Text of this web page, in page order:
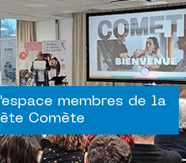
membres de la
Comète